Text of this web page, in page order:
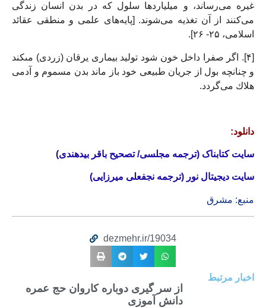
غيره مى‏‌رساند، و ميلياردها سلول كه در بدن انسان زندگى
مى‏‌كنند از آن تغذيه مى‌‏شوند. [پايه‌‏هاى علمى و منطقى عقائد
اسلامى، ۲۵- ۲۶].
[۴]. اگر صفرا داخل خون شود توليد بيمارى يرقان (زردى) مى‏كند
و چنانچه بول از جريان طبيعى خود باز ماند بدن مسموم و آدمى
هلاك مى‏‌گردد.
دانلود:
سایت کتابناک (ترجمه مجلسی/ تصحیح باقر بیدهندی)
سایت دیجیتال نور (ترجمه نجفعلی میرزایی)
منبع: مشرق
dezmehr.ir/19034
اخبار مرتبط
از سر گیری دوباره کاروان حج عمره
دانش آموزی